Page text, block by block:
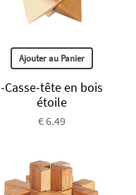
Ajouter au Panier
-Casse-tête en bois
étoile
€ 6.49